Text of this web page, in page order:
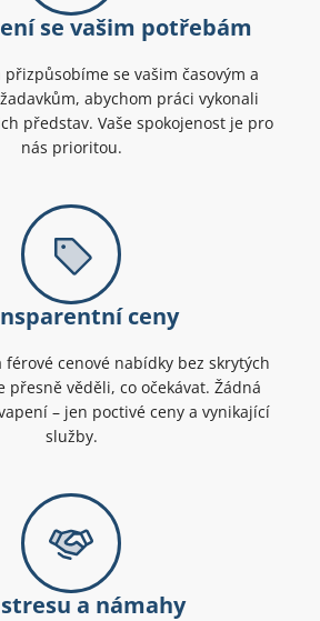
se vašim potřebám
přizpůsobíme se vašim časovým a
abychom práci vykonali
představ. Vaše spokojenost je pro
nás prioritou.
ceny
cenové nabídky bez skrytých
přesně věděli, co očekávat. Žádná
– jen poctivé ceny a vynikající
služby.
stresu a námahy